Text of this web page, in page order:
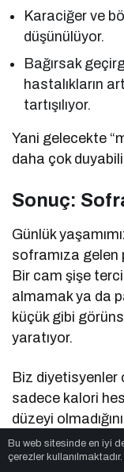
Karaciğer ve
düşünülüyor.
Bağırsak
hastalıkların
tartışılıyor.
Yani gelecekte
daha çok
Sonuç:
Günlük
soframıza gelen
Bir cam şişe
almamak ya da
küçük gibi
yaratıyor.
Biz diyetisyenler
sadece kalori
düzeyi
güvenliği, içeriği
besin değeri
Bu web sitesinde en iyi
çerezler kullanılmaktadır.